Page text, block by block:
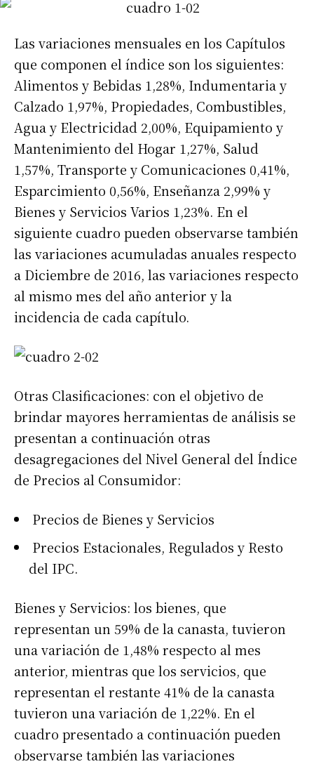
Las variaciones mensuales en los Capítulos
que componen el índice son los siguientes:
Alimentos y Bebidas 1,28%, Indumentaria y
Calzado 1,97%, Propiedades, Combustibles,
Agua y Electricidad 2,00%, Equipamiento y
Mantenimiento del Hogar 1,27%, Salud
1,57%, Transporte y Comunicaciones 0,41%,
Esparcimiento 0,56%, Enseñanza 2,99% y
Bienes y Servicios Varios 1,23%. En el
siguiente cuadro pueden observarse también
las variaciones acumuladas anuales respecto
a Diciembre de 2016, las variaciones respecto
al mismo mes del año anterior y la
incidencia de cada capítulo.
Otras Clasificaciones: con el objetivo de
brindar mayores herramientas de análisis se
presentan a continuación otras
desagregaciones del Nivel General del Índice
de Precios al Consumidor:
Precios de Bienes y Servicios
Precios Estacionales, Regulados y Resto
del IPC.
Bienes y Servicios: los bienes, que
representan un 59% de la canasta, tuvieron
una variación de 1,48% respecto al mes
anterior, mientras que los servicios, que
representan el restante 41% de la canasta
tuvieron una variación de 1,22%. En el
cuadro presentado a continuación pueden
observarse también las variaciones